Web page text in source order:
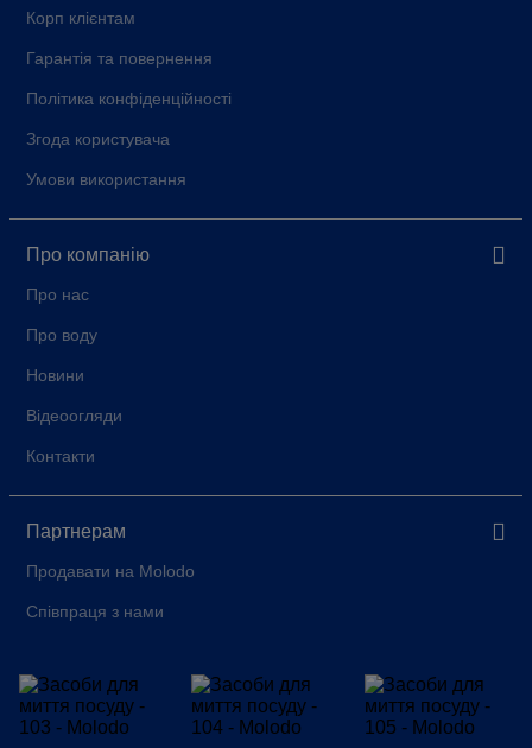
Корп клієнтам
Гарантія та повернення
Політика конфіденційності
Згода користувача
Умови використання
Про компанію
Про нас
Про воду
Новини
Відеоогляди
Контакти
Партнерам
Продавати на Molodo
Співпраця з нами